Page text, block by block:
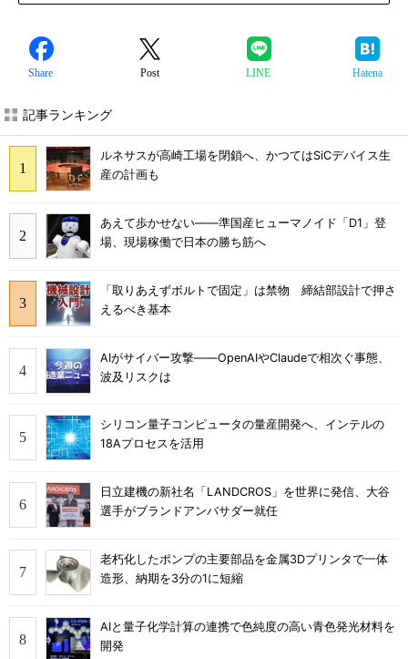
Share Post LINE Hatena
記事ランキング
ルネサスが高崎工場を閉鎖へ、かつてはSiCデバイス生
産の計画も
あえて歩かせない――準国産ヒューマノイド「D1」登
場、現場稼働で日本の勝ち筋へ
「取りあえずボルトで固定」は禁物 締結部設計で押さ
えるべき基本
AIがサイバー攻撃――OpenAIやClaudeで相次ぐ事態、
波及リスクは
シリコン量子コンピュータの量産開発へ、インテルの
18Aプロセスを活用
日立建機の新社名「LANDCROS」を世界に発信、大谷
選手がブランドアンバサダー就任
老朽化したポンプの主要部品を金属3Dプリンタで一体
造形、納期を3分の1に短縮
AIと量子化学計算の連携で色純度の高い青色発光材料を
開発